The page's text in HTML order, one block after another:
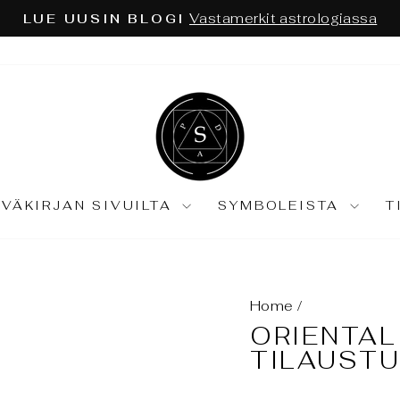
Keskeytä
NÄKÖKULMA EI RIITÄ: Astrologia ja tarot
SIVUILTA SYMBOLEISTA
Home /